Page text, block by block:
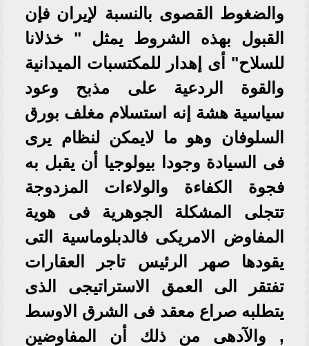
والضغوط القصوى بالنسبة لإيران فإن
القبول بهذه الشروط يمثل " خذلانا
للسلاح" أى إهدار للمكتسبات الميدانية
والقوة الردعية على مذبح وعود
سياسية هشة إنه استسلام مغلف بورق
السلوفان وهو ما لايمكن لنظام يرى
فى السيادة وجودا بيولوجيا أن يقبل به
فجوة الكفاءة والولاءات المزدوجة
تتجلى المشكلة الجوهرية فى هوية
المفاوض الامريكى فالدبلوماسية التى
يقودها صهر الرئيس تاجر العقارات
تفتقر الى العمق الاستراتيجى الذى
يتطلبه صراع معقد فى الشرق الاوسط
, والآدهى من ذلك أن المفاوضين